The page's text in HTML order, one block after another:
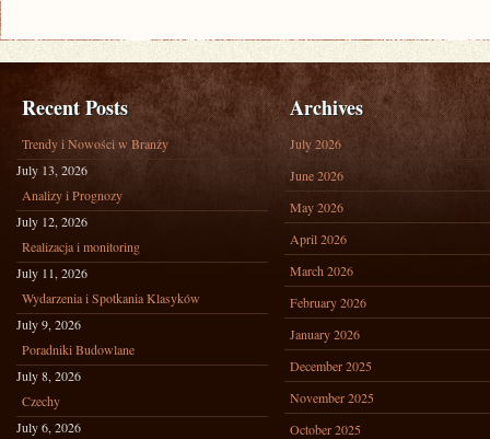
Recent Posts
Trendy i Nowości w Branży
July 13, 2026
Analizy i Prognozy
July 12, 2026
Realizacja i monitoring
July 11, 2026
Wydarzenia i Spotkania Klasyków
July 9, 2026
Poradniki Budowlane
July 8, 2026
Czechy
July 6, 2026
Archives
July 2026
June 2026
May 2026
April 2026
March 2026
February 2026
January 2026
December 2025
November 2025
October 2025